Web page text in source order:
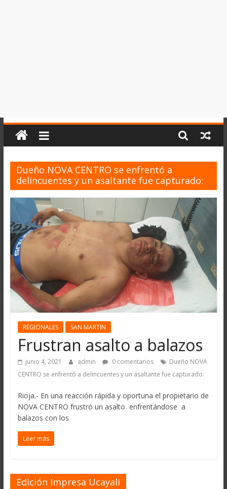
Dueño NOVA CENTRO se enfrentó a
delincuentes y un asaltante fue capturado:
REGIONALES SAN MARTIN
Frustran asalto a balazos
junio 4, 2021 admin 0 comentarios
Dueño NOVA
CENTRO se enfrentó a delincuentes y un asaltante fue capturado:
Rioja.- En una reacción rápida y oportuna el propietario de
NOVA CENTRO frustró un asalto enfrentándose a
balazos con los
Leer más
Edición Impresa Ucayali